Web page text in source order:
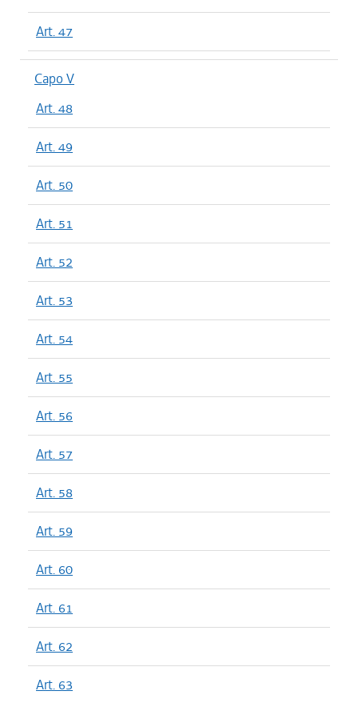
Art. 47
Capo V
Art. 48
Art. 49
Art. 50
Art. 51
Art. 52
Art. 53
Art. 54
Art. 55
Art. 56
Art. 57
Art. 58
Art. 59
Art. 60
Art. 61
Art. 62
Art. 63